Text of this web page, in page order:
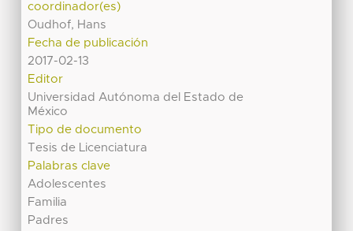
coordinador(es)
Oudhof, Hans
Fecha de publicación
2017-02-13
Editor
Universidad Autónoma del Estado de
México
Tipo de documento
Tesis de Licenciatura
Palabras clave
Adolescentes
Familia
Padres